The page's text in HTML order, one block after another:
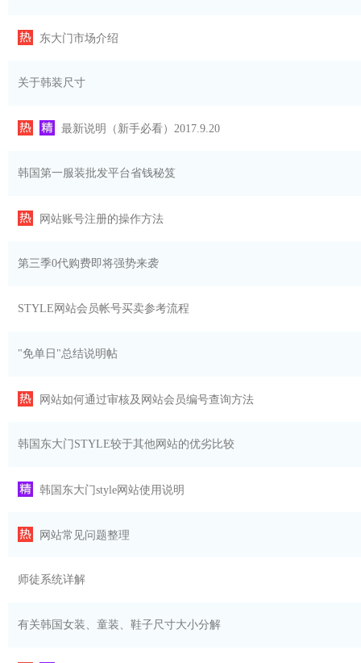
东大门市场介绍
关于韩装尺寸
最新说明（新手必看）2017.9.20
韩国第一服装批发平台省钱秘笈
网站账号注册的操作方法
第三季0代购费即将强势来袭
STYLE网站会员帐号买卖参考流程
"免单日"总结说明帖
网站如何通过审核及网站会员编号查询方法
韩国东大门STYLE较于其他网站的优劣比较
韩国东大门style网站使用说明
网站常见问题整理
师徒系统详解
有关韩国女装、童装、鞋子尺寸大小分解